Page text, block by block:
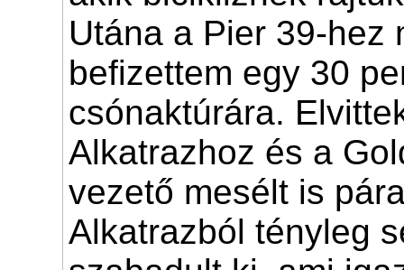
Utána a Pier 39-hez
befizettem egy 30
csónaktúrára.
Alkatrazhoz és a
vezető mesélt is
Alkatrazból tényleg